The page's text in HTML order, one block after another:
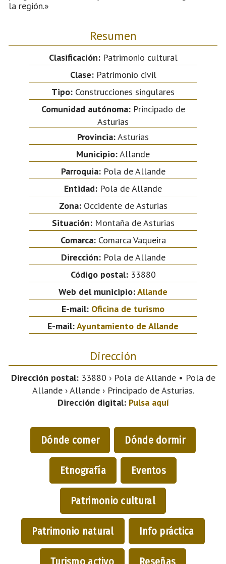
la región.»
Resumen
Clasificación:Patrimonio cultural
Clase:Patrimonio civil
Tipo: Construcciones singulares
Comunidad autónoma:Principado de
Asturias
Provincia:Asturias
Municipio:Allande
Parroquia:Pola de Allande
Entidad: Pola de Allande
Zona:Occidente de Asturias
Situación:Montaña de Asturias
Comarca:Comarca Vaqueira
Dirección:Pola de Allande
Código postal:33880
Web del municipio:Allande
E-mail: Oficina de turismo
E-mail:Ayuntamiento de Allande
Dirección
Dirección postal:33880 › Pola de Allande • Pola de
Allande › Allande › Principado de Asturias.
Dirección digital: Pulsa aquí
Dónde comer Dónde dormir
Etnografía Eventos
Patrimonio cultural
Patrimonio natural Info práctica
Turismo activo Reseñas